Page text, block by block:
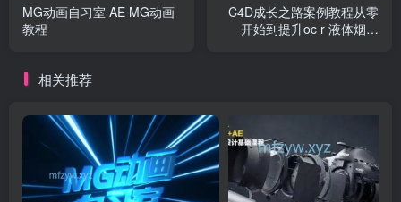
MG动画自习室 AE MG动画
教程
C4D成长之路案例教程从零
开始到提升oc r 液体烟雾
相关推荐